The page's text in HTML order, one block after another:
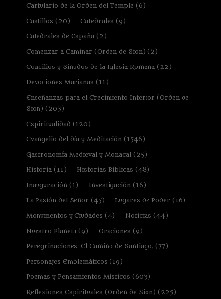
Cartulario de la Orden del Temple (6)
Castillos (20) Catedrales (9)
Catedrales de España (2)
Comenzar a Caminar (Orden de Sion) (2)
Concilios y Sínodos de la Iglesia Romana (22)
Devociones Marianas (11)
Enseñanzas para el Crecimiento Interior (Orden de
Sion) (203)
Espiritualidad (120)
Evangelio del día y Meditación (1546)
Gastronomía Medieval y Monacal (25)
Historia (11) Historias Bíblicas (48)
Inauguración (1) Investigación (16)
La Pasión del Señor (45) Lugares de Poder (16)
Monumentos y Ciudades (4) Noticias (44)
Nuestro Planeta (9) Oraciones (9)
Peregrinaciones. El Camino de Santiago. (77)
Personajes Emblemáticos (19)
Poemas y Pensamientos Místicos (603)
Reflexiones Espirituales (Orden de Sion) (225)